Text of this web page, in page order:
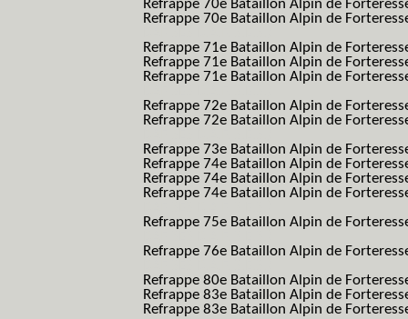
Refrappe 70e Bataillon Alpin de
Refrappe 70e Bataillon Alpin de
Refrappe 71e Bataillon Alpin de
Refrappe 71e Bataillon Alpin de
Refrappe 71e Bataillon Alpin de
Refrappe 72e Bataillon Alpin de
Refrappe 72e Bataillon Alpin de
Refrappe 73e Bataillon Alpin de
Refrappe 74e Bataillon Alpin de
Refrappe 74e Bataillon Alpin de
Refrappe 74e Bataillon Alpin de
Refrappe 75e Bataillon Alpin de
Refrappe 76e Bataillon Alpin de
Refrappe 80e Bataillon Alpin de
Refrappe 83e Bataillon Alpin de
Refrappe 83e Bataillon Alpin de